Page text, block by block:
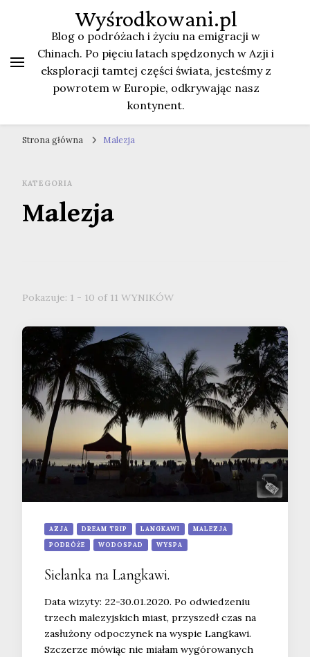
Wyśrodkowani.pl
Blog o podróżach i życiu na emigracji w
Chinach. Po pięciu latach spędzonych w Azji i
eksploracji tamtej części świata, jesteśmy z
powrotem w Europie, odkrywając nasz
kontynent.
Strona główna Malezja
KATEGORIA
Malezja
Pokazuje: 1 - 10 of 11 WYNIKÓW
AZJA DREAM TRIP LANGKAWI MALEZJA
PODRÓŻE WODOSPAD WYSPA
Sielanka na Langkawi.
Data wizyty: 22-30.01.2020. Po odwiedzeniu
trzech malezyjskich miast, przyszedł czas na
zasłużony odpoczynek na wyspie Langkawi.
Szczerze mówiąc nie miałam wygórowanych